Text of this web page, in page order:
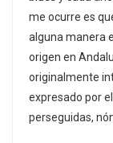
me ocurre es
alguna manera
origen en
originalmente
expresado por
perseguidas,